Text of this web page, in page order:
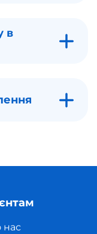
в
нас